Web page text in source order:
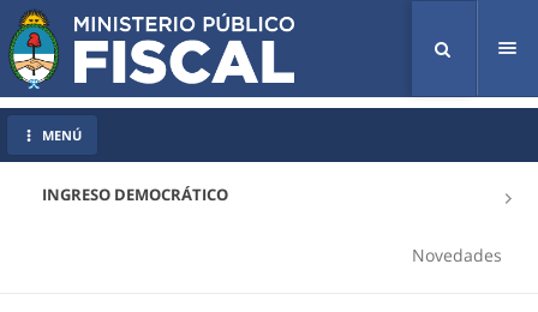
INGRESO DEMOCRÁTICO
Novedades
MENÚ